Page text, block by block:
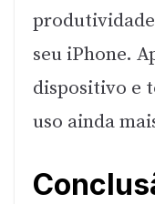
seu iPhone.
dispositivo e
uso ainda